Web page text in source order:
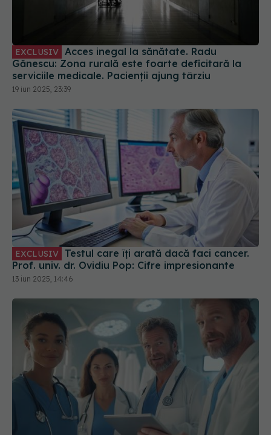
EXCLUSIV
Gănescu: Zona rurală este foarte deficitară la
serviciile medicale. Pacienții ajung târziu
19 iun 2025, 23:39
EXCLUSIV
Prof. univ. dr. Ovidiu Pop: Cifre impresionante
13 iun 2025, 14:46